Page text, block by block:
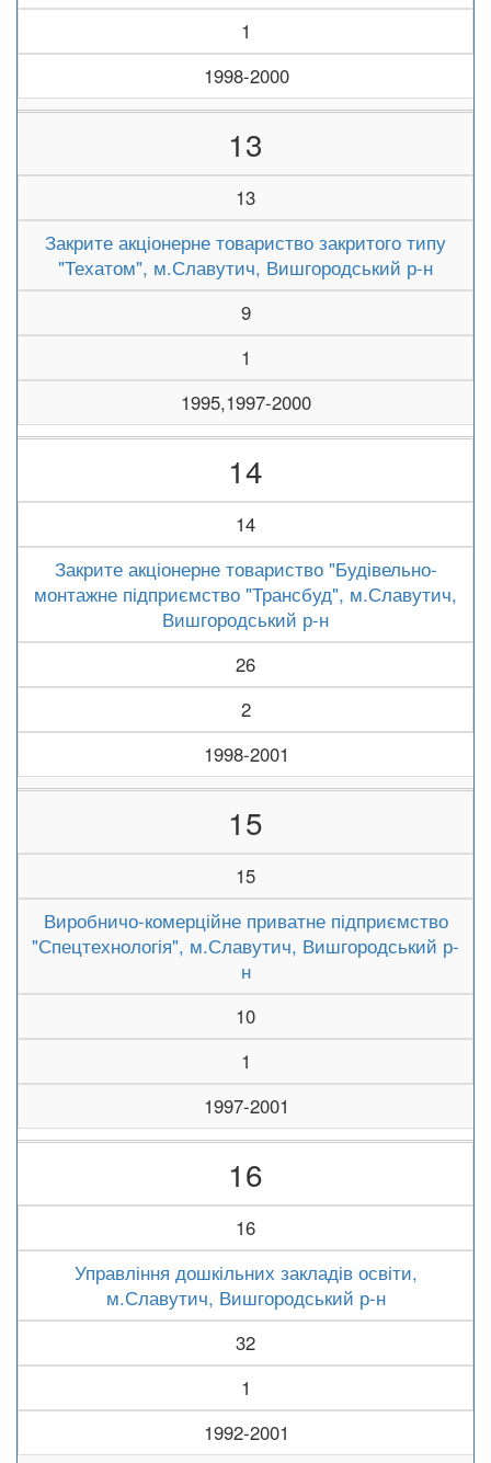
1
1998-2000
13
13
Закрите акціонерне товариство закритого типу
"Техатом", м.Славутич, Вишгородський р-н
9
1
1995,1997-2000
14
14
Закрите акціонерне товариство "Будівельно-
монтажне підприємство "Трансбуд", м.Славутич,
Вишгородський р-н
26
2
1998-2001
15
15
Виробничо-комерційне приватне підприємство
"Спецтехнологія", м.Славутич, Вишгородський р-
н
10
1
1997-2001
16
16
Управління дошкільних закладів освіти,
м.Славутич, Вишгородський р-н
32
1
1992-2001